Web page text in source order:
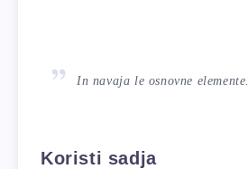
In navaja le osnovne elemente.
Koristi sadja